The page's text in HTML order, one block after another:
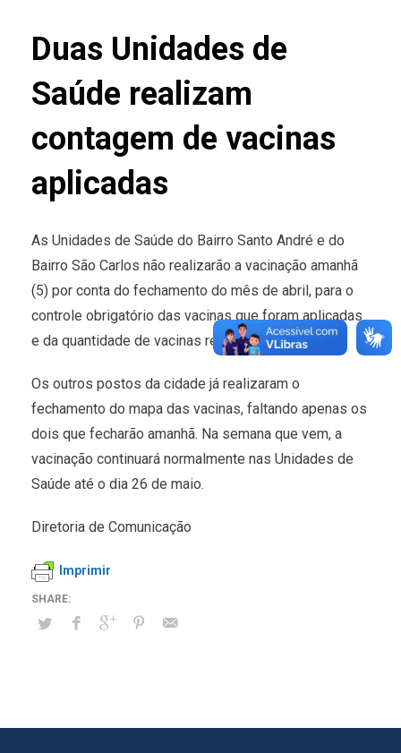
Duas Unidades de
Saúde realizam
contagem de vacinas
aplicadas
As Unidades de Saúde do Bairro Santo André e do
Bairro São Carlos não realizarão a vacinação amanhã
(5) por conta do fechamento do mês de abril, para o
controle obrigatório das vacinas que foram aplicadas
e da quantidade de vacinas restantes.
Os outros postos da cidade já realizaram o
fechamento do mapa das vacinas, faltando apenas os
dois que fecharão amanhã. Na semana que vem, a
vacinação continuará normalmente nas Unidades de
Saúde até o dia 26 de maio.
Diretoria de Comunicação
Imprimir